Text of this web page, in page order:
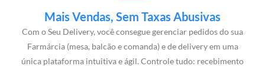
Mais Vendas, Sem Taxas Abusivas
Com o Seu Delivery, você consegue gerenciar pedidos do sua
Farmárcia (mesa, balcão e comanda) e de delivery em uma
única plataforma intuitiva e ágil. Controle tudo: recebimento